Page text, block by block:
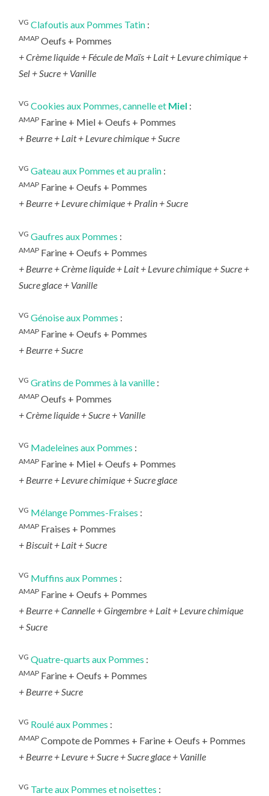
VG Clafoutis aux Pommes Tatin :
AMAP Oeufs + Pommes
+Crème liquide + Fécule de Maïs + Lait + Levure chimique +
Sel + Sucre + Vanille
VG Cookies aux Pommes, cannelle et Miel :
AMAP Farine + Miel + Oeufs + Pommes
+ Beurre + Lait + Levure chimique + Sucre
VG Gateau aux Pommes et au pralin :
AMAP Farine + Oeufs + Pommes
+ Beurre + Levure chimique + Pralin + Sucre
VG Gaufres aux Pommes :
AMAP Farine + Oeufs + Pommes
+ Beurre + Crème liquide + Lait + Levure chimique + Sucre +
Sucre glace + Vanille
VG Génoise aux Pommes :
AMAP Farine + Oeufs + Pommes
+ Beurre + Sucre
VG Gratins de Pommes à la vanille :
AMAP Oeufs + Pommes
+Crème liquide + Sucre + Vanille
VG Madeleines aux Pommes :
AMAP Farine + Miel + Oeufs + Pommes
+ Beurre + Levure chimique + Sucre glace
VG Mélange Pommes-Fraises :
AMAP Fraises + Pommes
+ Biscuit + Lait + Sucre
VG Muffins aux Pommes :
AMAP Farine + Oeufs + Pommes
+ Beurre + Cannelle + Gingembre + Lait + Levure chimique
+ Sucre
VG Quatre-quarts aux Pommes :
AMAP Farine + Oeufs + Pommes
+ Beurre + Sucre
VG Roulé aux Pommes :
AMAP Compote de Pommes + Farine + Oeufs + Pommes
+ Beurre + Levure + Sucre + Sucre glace + Vanille
VG Tarte aux Pommes et noisettes :